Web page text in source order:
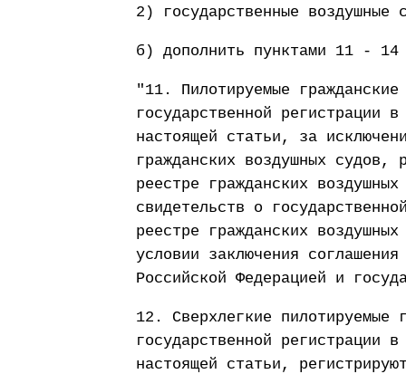
2) государственные воздушные
б) дополнить пунктами 11 - 14
"11. Пилотируемые
государственной регистрации
настоящей статьи, за
гражданских воздушных судов,
реестре гражданских
свидетельств о
реестре гражданских
условии заключения
Российской Федерацией и
12. Сверхлегкие пилотируемые
государственной регистрации
настоящей статьи,